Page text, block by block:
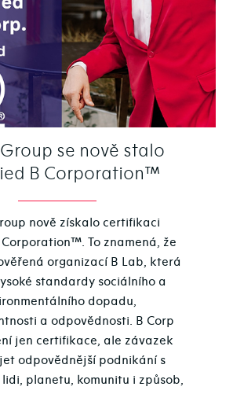
se nově stalo
B Corporation™
nově získalo certifikaci
To znamená, že
organizací B Lab, která
standardy sociálního a
dopadu,
a odpovědnosti. B Corp
jen certifikace, ale závazek
odpovědnější podnikání s
planetu, komunitu i způsob,